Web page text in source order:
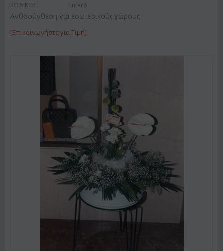
ΚΩΔΙΚΟΣ: Inter6
Ανθοσύνθεση για εσωτερικούς χώρους
[Επικοινωνήστε για Τιμή]